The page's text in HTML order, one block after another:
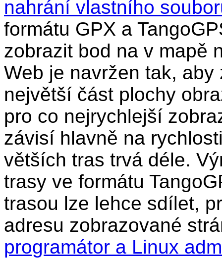
nahrání vlastního
formátu GPX a
zobrazit bod na v mapě
Web je navržen tak,
největší část plochy
pro co nejrychlejší
závisí hlavně na
větších tras trvá déle.
trasy ve formátu
trasou lze lehce sdílet,
adresu zobrazované
programátor a Linux